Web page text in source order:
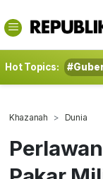
Hot Topics:
Khazanah Dunia